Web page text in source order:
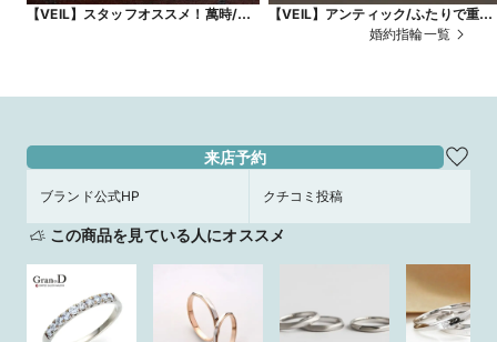
【VEIL】スタッフオススメ！萬時/七
【VEIL】アンティック/ふたりで重ね
る、あまやかな幸せの年輪
婚約指輪一覧
来店予約
ブランド公式HP クチコミ投稿
この商品を見ている人にオススメ